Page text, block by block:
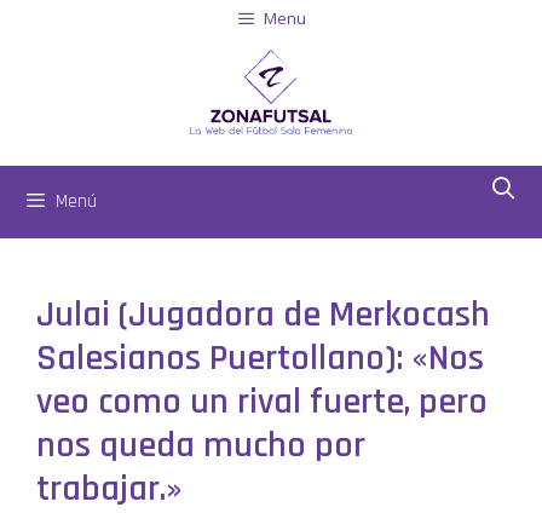
Menu
Menú
Julai (Jugadora de Merkocash
Salesianos Puertollano): «Nos
veo como un rival fuerte, pero
nos queda mucho por
trabajar.»